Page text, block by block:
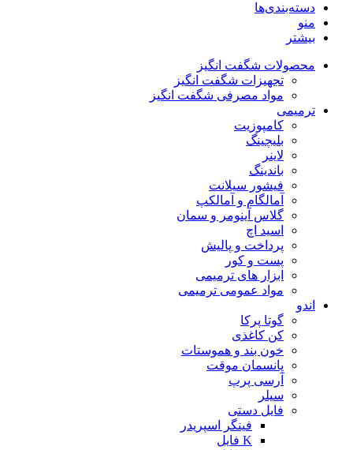
دسته‌بندی‌ها
منو
بیشتر
محصولات شگفت انگیز
تجهیزات شگفت انگیز
مواد مصرفی شگفت انگیز
ترمیمی
کامپوزیت
بلیچینگ
لاینر
باندینگ
فیشور سیلانت
آمالگام و آمالکپ
گلاس آینومر و سمان
اسید اچ
پرداخت و پالیش
پست و کور
ابزار های ترمیمی
مواد عمومی ترمیمی
اندو
گوتا پرکا
کن کاغذی
خون بند و هموستات
پانسمان موقت
آرسی پرپ
سیلر
فایل دستی
فینگر اسپریدر
K فایل